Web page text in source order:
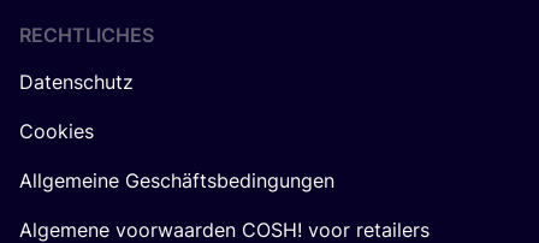
RECHTLICHES
Datenschutz
Cookies
Allgemeine Geschäftsbedingungen
Algemene voorwaarden COSH! voor retailers